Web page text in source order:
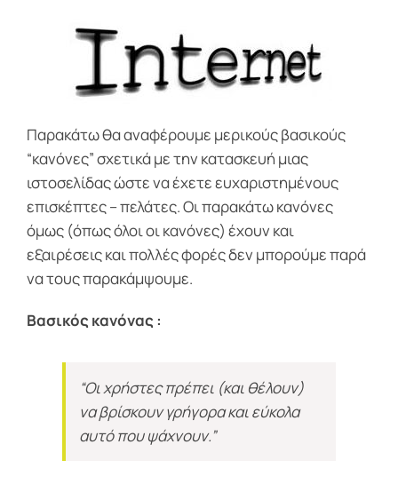
Παρακάτω θα αναφέρουμε μερικούς βασικούς
“κανόνες” σχετικά με την κατασκευή μιας
ιστοσελίδας ώστε να έχετε ευχαριστημένους
επισκέπτες – πελάτες. Οι παρακάτω κανόνες
όμως (όπως όλοι οι κανόνες) έχουν και
εξαιρέσεις και πολλές φορές δεν μπορούμε παρά
να τους παρακάμψουμε.
Βασικός κανόνας :
“Οι χρήστες πρέπει (και θέλουν)
να βρίσκουν γρήγορα και εύκολα
αυτό που ψάχνουν.”